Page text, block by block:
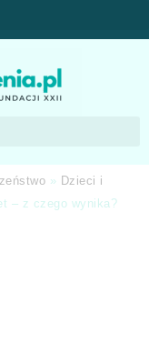
» Dzieci i
– z czego wynika?